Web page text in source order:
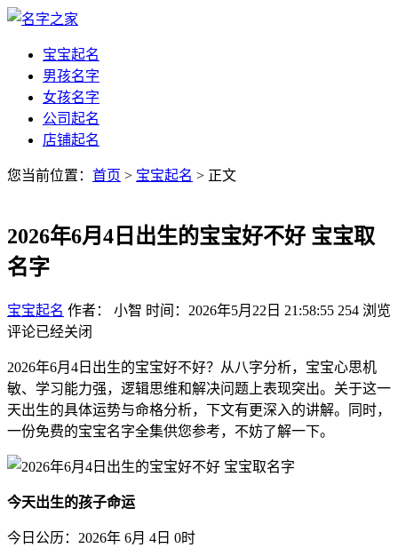
宝宝起名
男孩名字
女孩名字
公司起名
店铺起名
您当前位置： 首页 > 宝宝起名 > 正文
2026年6月4日出生的宝宝好不好 宝宝取
名字
宝宝起名 作者： 小智 时间：2026年5月22日 21:58:55 254 浏览
评论已经关闭
2026年6月4日出生的宝宝好不好？从八字分析，宝宝心思机
敏、学习能力强，逻辑思维和解决问题上表现突出。关于这一
天出生的具体运势与命格分析，下文有更深入的讲解。同时，
一份免费的宝宝名字全集供您参考，不妨了解一下。
今天出生的孩子命运
今日公历：2026年 6月 4日 0时